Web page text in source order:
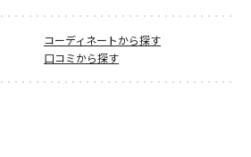
コーディネートから探す
口コミから探す